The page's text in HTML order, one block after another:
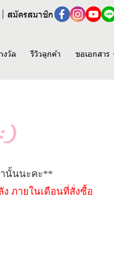
สมัครสมาชิก
งวัล รีวิวลูกค้า ขอเอกสาร
านั้นนะคะ**
ภายในเดือนที่สั่งซื้อ